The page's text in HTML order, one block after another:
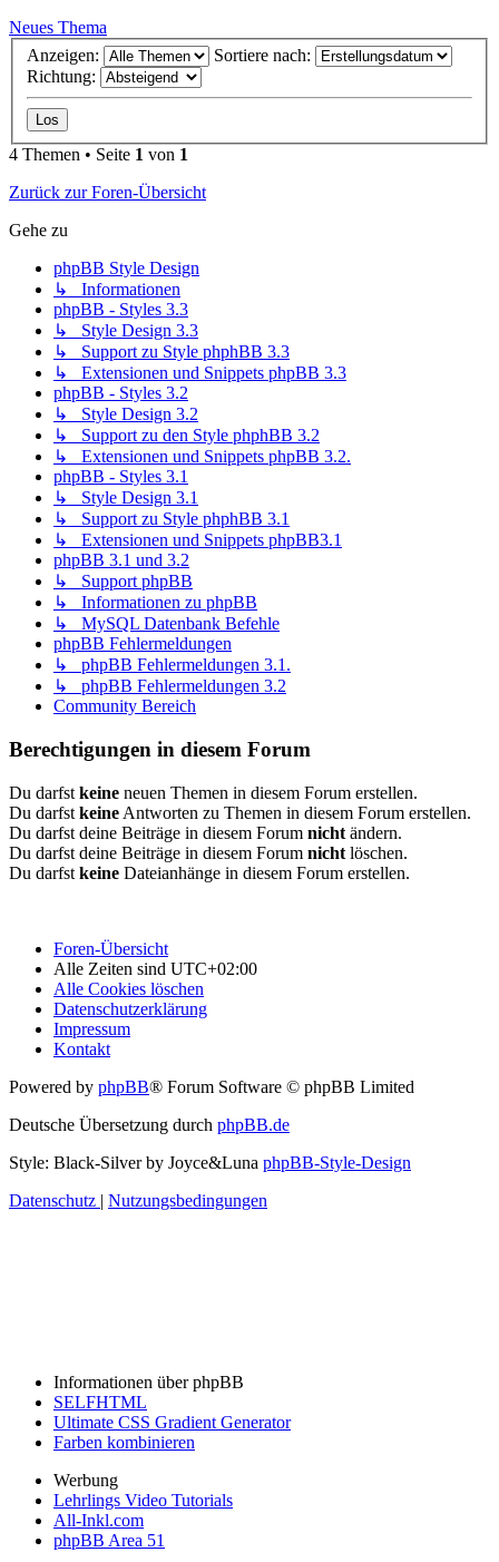
Neues Thema
Anzeigen:
Sortiere nach:
Richtung:
4 Themen • Seite 1 von 1
Zurück zur Foren-Übersicht
Gehe zu
phpBB Style Design
↳ Informationen
phpBB - Styles 3.3
↳ Style Design 3.3
↳ Support zu Style phphBB 3.3
↳ Extensionen und Snippets phpBB 3.3
phpBB - Styles 3.2
↳ Style Design 3.2
↳ Support zu den Style phphBB 3.2
↳ Extensionen und Snippets phpBB 3.2.
phpBB - Styles 3.1
↳ Style Design 3.1
↳ Support zu Style phphBB 3.1
↳ Extensionen und Snippets phpBB3.1
phpBB 3.1 und 3.2
↳ Support phpBB
↳ Informationen zu phpBB
↳ MySQL Datenbank Befehle
phpBB Fehlermeldungen
↳ phpBB Fehlermeldungen 3.1.
↳ phpBB Fehlermeldungen 3.2
Community Bereich
Berechtigungen in diesem Forum
Du darfst keine neuen Themen in diesem Forum erstellen.
Du darfst keine Antworten zu Themen in diesem Forum erstellen.
Du darfst deine Beiträge in diesem Forum nicht ändern.
Du darfst deine Beiträge in diesem Forum nicht löschen.
Du darfst keine Dateianhänge in diesem Forum erstellen.
Foren-Übersicht
Alle Zeiten sind UTC+02:00
Alle Cookies löschen
Datenschutzerklärung
Impressum
Kontakt
Powered by phpBB® Forum Software © phpBB Limited
Deutsche Übersetzung durch phpBB.de
Style: Black-Silver by Joyce&Luna phpBB-Style-Design
Datenschutz | Nutzungsbedingungen
Informationen über phpBB
SELFHTML
Ultimate CSS Gradient Generator
Farben kombinieren
Werbung
Lehrlings Video Tutorials
All-Inkl.com
phpBB Area 51